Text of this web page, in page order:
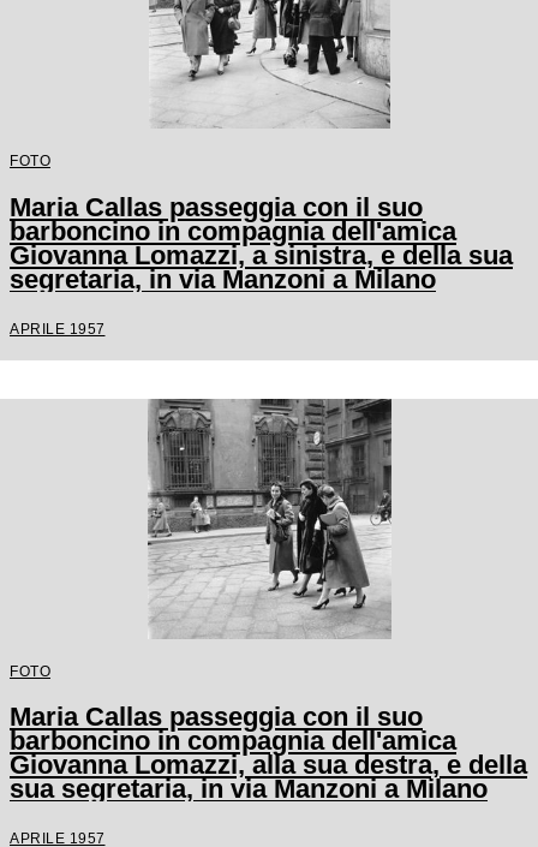
FOTO
Maria Callas passeggia con il suo
barboncino in compagnia dell'amica
Giovanna Lomazzi, a sinistra, e della sua
segretaria, in via Manzoni a Milano
APRILE 1957
FOTO
Maria Callas passeggia con il suo
barboncino in compagnia dell'amica
Giovanna Lomazzi, alla sua destra, e della
sua segretaria, in via Manzoni a Milano
APRILE 1957